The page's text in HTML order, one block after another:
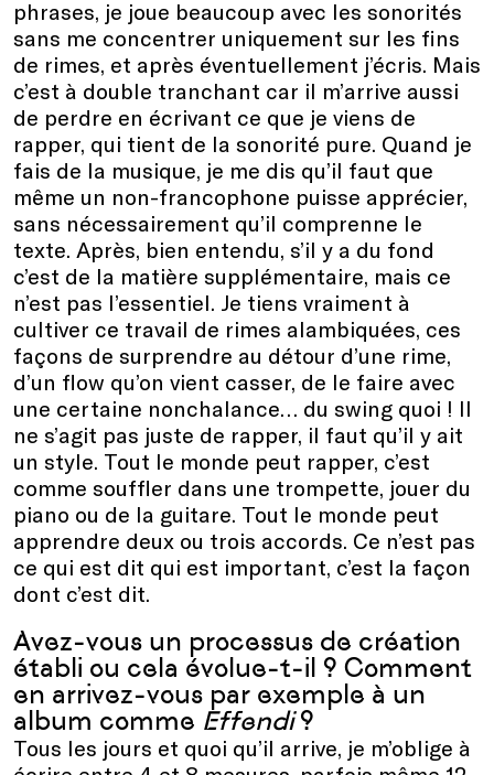
phrases, je joue beaucoup avec les sonorités
sans me concentrer uniquement sur les fins
de rimes, et après éventuellement j’écris. Mais
c’est à double tranchant car il m’arrive aussi
de perdre en écrivant ce que je viens de
rapper, qui tient de la sonorité pure. Quand je
fais de la musique, je me dis qu’il faut que
même un non-francophone puisse apprécier,
sans nécessairement qu’il comprenne le
texte. Après, bien entendu, s’il y a du fond
c’est de la matière supplémentaire, mais ce
n’est pas l’essentiel. Je tiens vraiment à
cultiver ce travail de rimes alambiquées, ces
façons de surprendre au détour d’une rime,
d’un flow qu’on vient casser, de le faire avec
une certaine nonchalance… du swing quoi ! Il
ne s’agit pas juste de rapper, il faut qu’il y ait
un style. Tout le monde peut rapper, c’est
comme souffler dans une trompette, jouer du
piano ou de la guitare. Tout le monde peut
apprendre deux ou trois accords. Ce n’est pas
ce qui est dit qui est important, c’est la façon
dont c’est dit.
Avez-vous un processus de création
établi ou cela évolue-t-il ? Comment
en arrivez-vous par exemple à un
album comme Effendi?
Tous les jours et quoi qu’il arrive, je m’oblige à